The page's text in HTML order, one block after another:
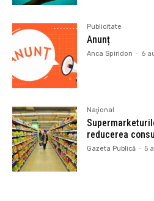
Publicitate
Anunț
Anca Spiridon - 6
Naţional
reducerea
Gazeta Publică - 5